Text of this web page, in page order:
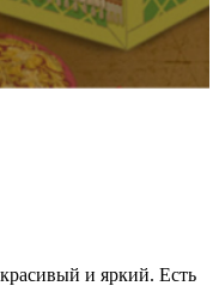
и яркий. Есть